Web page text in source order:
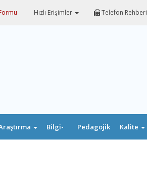
Hızlı Erişimler Telefon Rehberi
Bilgi- Pedagojik Kalite